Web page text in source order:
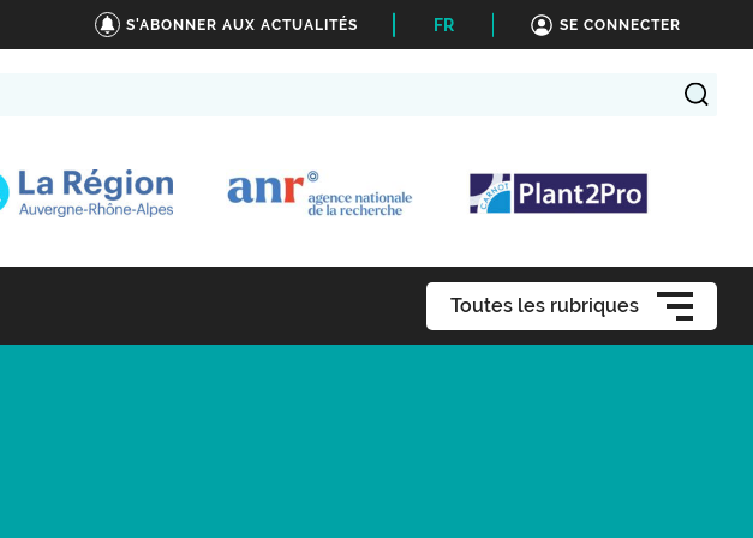
S'ABONNER AUX ACTUALITÉS FR SE CONNECTER
Toutes les rubriques